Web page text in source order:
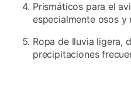
Prismáticos para el
especialmente osos y
Ropa de lluvia ligera,
precipitaciones